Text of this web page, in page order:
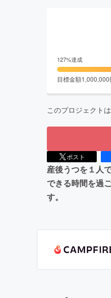
127%達成
目標金額1,000,000
このプロジェクトは
ポスト
産後うつを１人
できる時間を過
す。